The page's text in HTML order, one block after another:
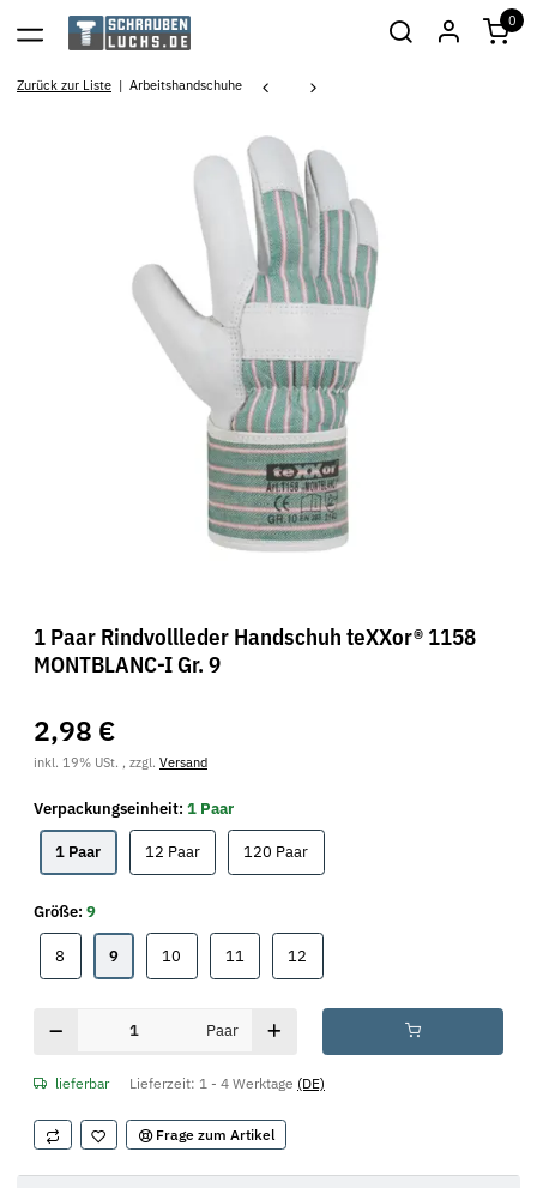
0
Zurück zur Liste Arbeitshandschuhe
1 Paar Rindvollleder Handschuh teXXor® 1158
MONTBLANC-I Gr. 9
2,98 €
inkl. 19% USt. , zzgl. Versand
Verpackungseinheit: 1 Paar
1 Paar1 Paar 12 Paar12 Paar120 Paar120 Paar
Größe: 9
8 99 10 11 12
Paar
lieferbar Lieferzeit: 1 - 4 Werktage (DE)
Frage zum Artikel